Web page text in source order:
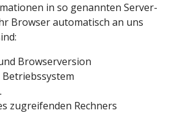
in so genannten Server-
Browser automatisch an uns
Browserversion
zugreifenden Rechners